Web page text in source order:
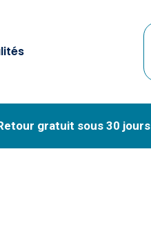
gratuit sous 30 jours